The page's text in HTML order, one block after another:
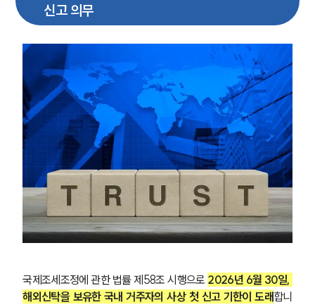
신고 의무
국제조세조정에 관한 법률 제58조 시행으로 2026년 6월 30일,
해외신탁을 보유한 국내 거주자의 사상 첫 신고 기한이 도래합니